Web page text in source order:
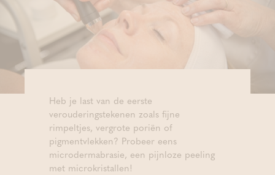
Heb je last van de eerste
verouderingstekenen zoals fijne
rimpeltjes, vergrote poriën of
pigmentvlekken? Probeer eens
microdermabrasie, een pijnloze peeling
met microkristallen!